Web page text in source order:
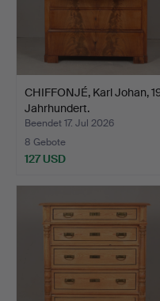
CHIFFONJÉ, Karl Johan,
Jahrhundert.
Beendet 17. Jul 2026
8 Gebote
127 USD